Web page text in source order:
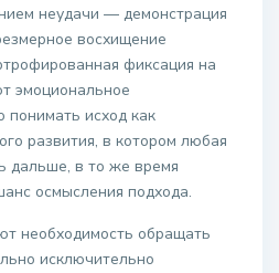
неудачи — демонстрация
восхищение
фиксация на
эмоциональное
понимать исход как
развития, в котором любая
дальше, в то же время
осмысления подхода.
необходимость обращать
исключительно